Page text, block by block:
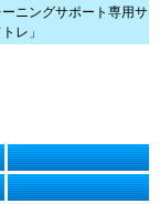
ニングサポート専用サ
レ」